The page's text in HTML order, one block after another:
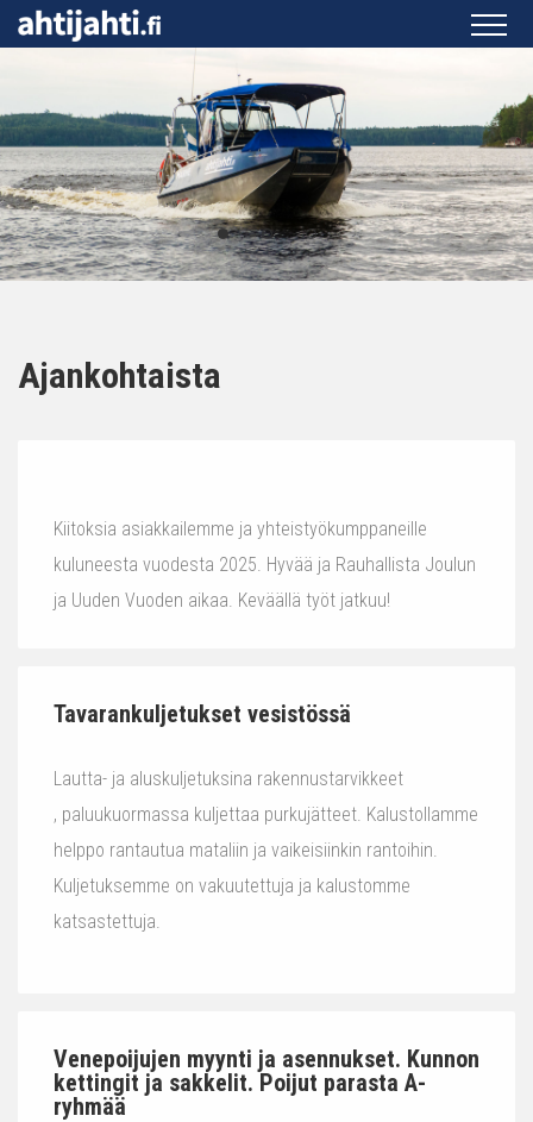
Ajankohtaista
Kiitoksia asiakkailemme ja yhteistyökumppaneille
kuluneesta vuodesta 2025. Hyvää ja Rauhallista Joulun
ja Uuden Vuoden aikaa. Keväällä työt jatkuu!
Tavarankuljetukset vesistössä
Lautta- ja aluskuljetuksina rakennustarvikkeet
, paluukuormassa kuljettaa purkujätteet. Kalustollamme
helppo rantautua mataliin ja vaikeisiinkin rantoihin.
Kuljetuksemme on vakuutettuja ja kalustomme
katsastettuja.
Venepoijujen myynti ja asennukset. Kunnon
kettingit ja sakkelit. Poijut parasta A-
ryhmää